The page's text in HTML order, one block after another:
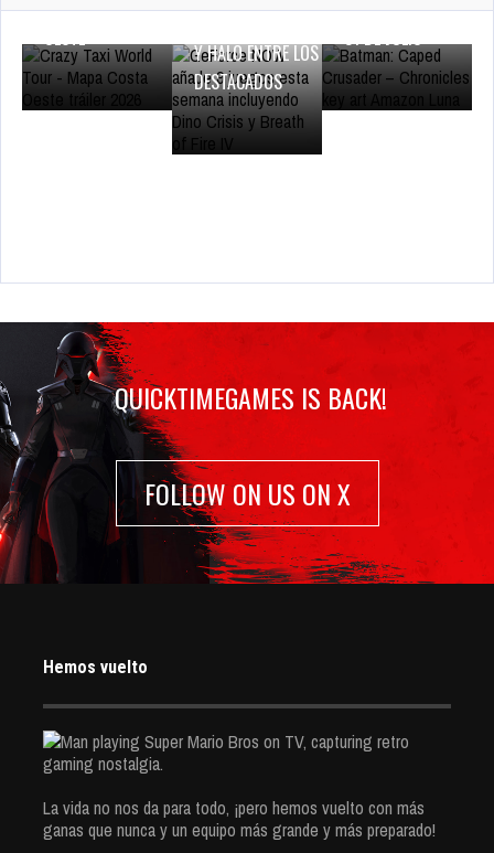
DE LA COSTA
OESTE
Y HALO ENTRE LOS
DESTACADOS
AMAZON LUNA EL
31 DE JULIO
QUICKTIMEGAMES IS BACK!
FOLLOW ON US ON X
Hemos vuelto
La vida no nos da para todo, ¡pero hemos vuelto con más
ganas que nunca y un equipo más grande y más preparado!